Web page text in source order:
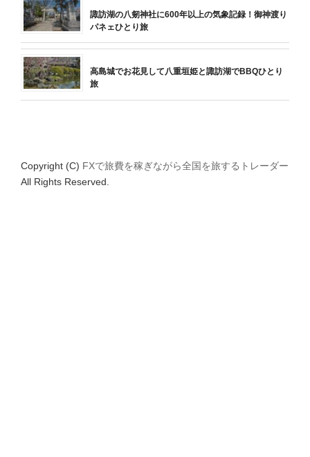
諏訪湖の八剱神社に600年以上の気象記録！御神渡り
パネェひとり旅
高島城でお花見して八重垣姫と諏訪湖でBBQひとり
旅
Copyright (C) FXで旅費を稼ぎながら全国を旅するトレーダー
All Rights Reserved.